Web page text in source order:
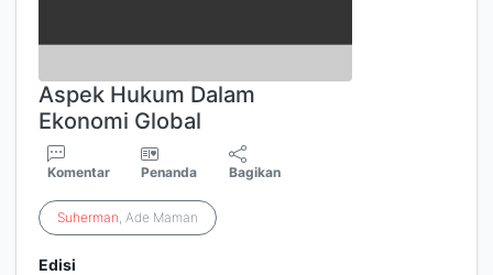
Aspek Hukum Dalam
Ekonomi Global
Komentar Penanda Bagikan
Suherman, Ade Maman
Edisi